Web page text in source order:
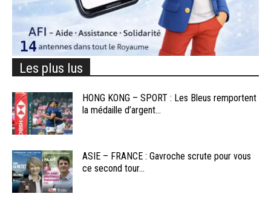
Les plus lus
HONG KONG – SPORT : Les Bleus remportent
la médaille d’argent...
ASIE – FRANCE : Gavroche scrute pour vous
ce second tour...